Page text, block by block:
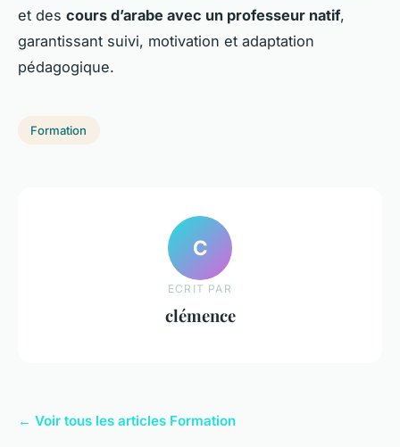
et des cours d’arabe avec un professeur natif,
garantissant suivi, motivation et adaptation
pédagogique.
Formation
C
ECRIT PAR
clémence
← Voir tous les articles Formation